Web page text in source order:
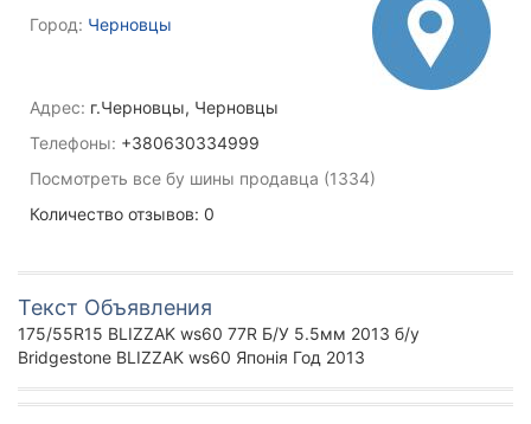
Город: Черновцы
Адрес: г.Черновцы, Черновцы
Телефоны: +380630334999
Посмотреть все бу шины продавца (1334)
Количество отзывов: 0
Текст Объявления
175/55R15 BLIZZAK ws60 77R Б/У 5.5мм 2013 б/у
Bridgestone BLIZZAK ws60 Японія Год 2013